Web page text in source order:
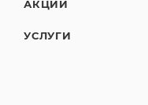
АКЦИИ
УСЛУГИ